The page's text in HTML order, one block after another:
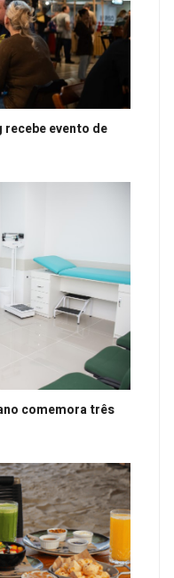
recebe evento de
comemora três